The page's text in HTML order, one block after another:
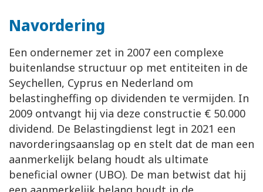
Navordering
Een ondernemer zet in 2007 een complexe
buitenlandse structuur op met entiteiten in de
Seychellen, Cyprus en Nederland om
belastingheffing op dividenden te vermijden. In
2009 ontvangt hij via deze constructie € 50.000
dividend. De Belastingdienst legt in 2021 een
navorderingsaanslag op en stelt dat de man een
aanmerkelijk belang houdt als ultimate
beneficial owner (UBO). De man betwist dat hij